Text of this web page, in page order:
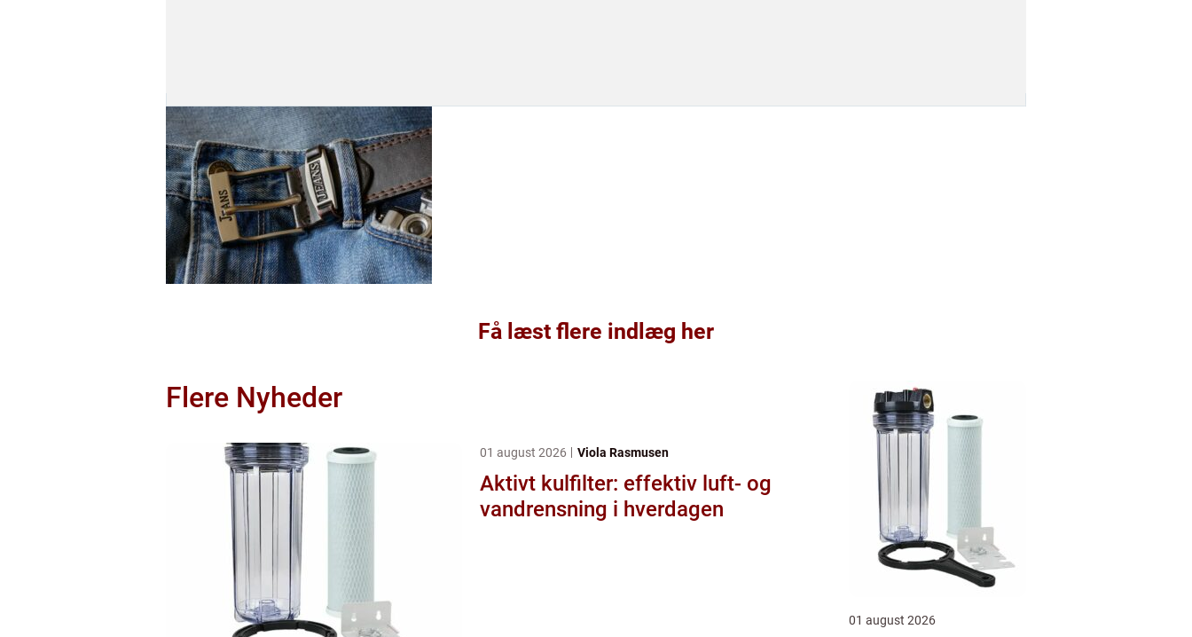
Få læst flere indlæg her
Flere Nyheder
01 august 2026 Viola Rasmusen
Aktivt kulfilter: effektiv luft- og
vandrensning i hverdagen
01 august 2026